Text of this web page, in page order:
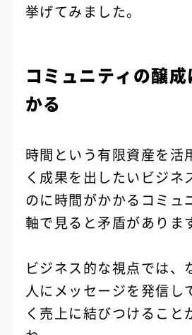
挙げてみました。
コミュニティの醸
かる
時間という有限資産を活
く成果を出したいビジネ
のに時間がかかるコミュ
軸で見ると矛盾がありま
ビジネス的な視点では、
人にメッセージを発信し
く売上に結びつけること